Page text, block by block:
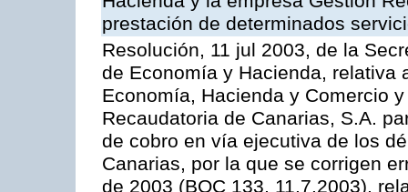
prestación de determinados
Resolución, 11 jul 2003, de la
de Economía y Hacienda, relativa
Economía, Hacienda y Comercio
Recaudatoria de Canarias, S.A.
de cobro en vía ejecutiva de los
Canarias, por la que se corrigen
de 2003 (BOC 133, 11.7.2003),